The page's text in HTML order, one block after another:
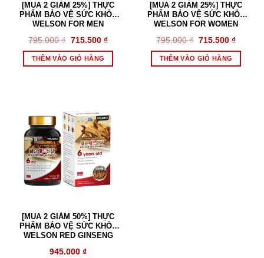
[MUA 2 GIẢM 25%] THỰC
PHẨM BẢO VỆ SỨC KHỎE
WELSON FOR MEN
795.000₫ Giá
là:
795.000 ₫.
715.500 ₫Giá
THÊM VÀO GIỎ HÀNG
[MUA 2 GIẢM 25%] THỰC
PHẨM BẢO VỆ SỨC KHỎE
WELSON FOR WOMEN
795.000₫ Giá
là:
795.000 ₫.
715.500 ₫Giá
THÊM VÀO GIỎ HÀNG
[MUA 2 GIẢM 50%] THỰC
PHẨM BẢO VỆ SỨC KHỎE
WELSON RED GINSENG
945.000 ₫